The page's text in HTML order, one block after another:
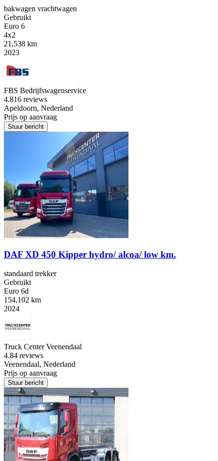
bakwagen vrachtwagen
Gebruikt
Euro 6
4x2
21,538 km
2023
FBS Bedrijfswagenservice
4.816 reviews
Apeldoorn, Nederland
Prijs op aanvraag
Stuur bericht
DAF XD 450 Kipper hydro/ alcoa/ low km.
standaard trekker
Gebruikt
Euro 6d
154,102 km
2024
Truck Center Veenendaal
4.84 reviews
Veenendaal, Nederland
Prijs op aanvraag
Stuur bericht